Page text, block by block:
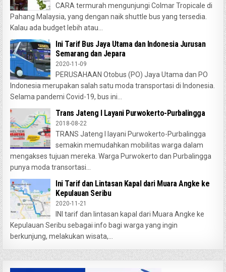
CARA termurah mengunjungi Colmar Tropicale di
Pahang Malaysia, yang dengan naik shuttle bus yang tersedia.
Kalau ada budget lebih atau...
Ini Tarif Bus Jaya Utama dan Indonesia Jurusan
Semarang dan Jepara
2020-11-09
PERUSAHAAN Otobus (PO) Jaya Utama dan PO
Indonesia merupakan salah satu moda transportasi di Indonesia.
Selama pandemi Covid-19, bus ini...
Trans Jateng I Layani Purwokerto-Purbalingga
2018-08-22
TRANS Jateng I layani Purwokerto-Purbalingga
semakin memudahkan mobilitas warga dalam
mengakses tujuan mereka. Warga Purwokerto dan Purbalingga
punya moda transortasi...
Ini Tarif dan Lintasan Kapal dari Muara Angke ke
Kepulauan Seribu
2020-11-21
INI tarif dan lintasan kapal dari Muara Angke ke
Kepulauan Seribu sebagai info bagi warga yang ingin
berkunjung, melakukan wisata,...